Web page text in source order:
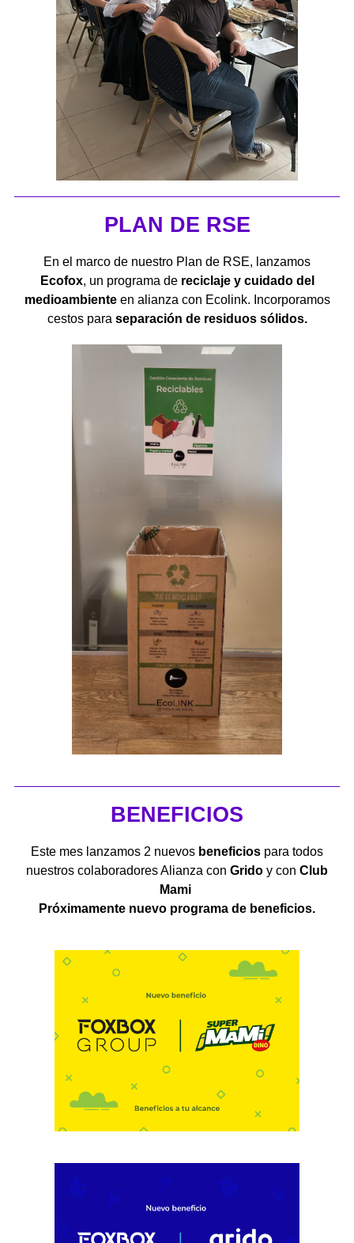
PLAN DE RSE
En el marco de nuestro Plan de RSE, lanzamos
Ecofox, un programa dereciclaje y cuidado del
medioambienteen alianza con Ecolink. Incorporamos
cestos para separación de residuos sólidos.
BENEFICIOS
Este mes lanzamos 2 nuevos beneficios para todos
nuestros colaboradores Alianza con Grido y con Club
Mami
Próximamente nuevo programa de beneficios.